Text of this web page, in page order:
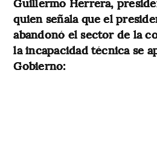
quien señala que el
abandonó el sector de la
la incapacidad técnica se
Gobierno: